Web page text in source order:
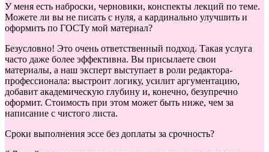
У меня есть наброски, черновики, конспекты лекций по теме.
Можете ли вы не писать с нуля, а кардинально улучшить и
оформить по ГОСТу мой материал?
Безусловно! Это очень ответственный подход. Такая услуга
часто даже более эффективна. Вы присылаете свои
материалы, а наш эксперт выступает в роли редактора-
профессионала: выстроит логику, усилит аргументацию,
добавит академическую глубину и, конечно, безупречно
оформит. Стоимость при этом может быть ниже, чем за
написание с чистого листа.
Сроки выполнения эссе без доплаты за срочность?